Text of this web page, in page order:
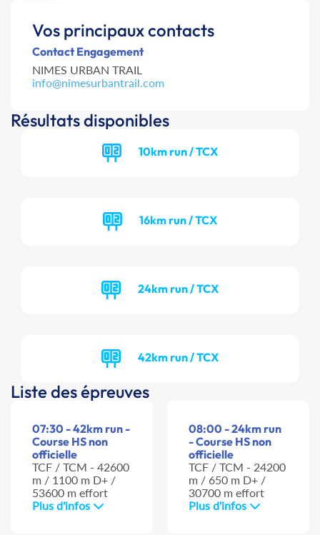
Vos principaux contacts
Contact Engagement
NIMES URBAN TRAIL
info@nimesurbantrail.com
Résultats disponibles
10km run / TCX
16km run / TCX
24km run / TCX
42km run / TCX
Liste des épreuves
07:30 - 42km run -
Course HS non
officielle
TCF / TCM - 42600
m / 1100 m D+ /
53600 m effort
Plus d'infos
08:00 - 24km run
- Course HS non
officielle
TCF / TCM - 24200
m / 650 m D+ /
30700 m effort
Plus d'infos